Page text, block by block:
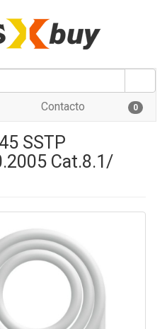
Contacto 0
SSTP
Cat.8.1/